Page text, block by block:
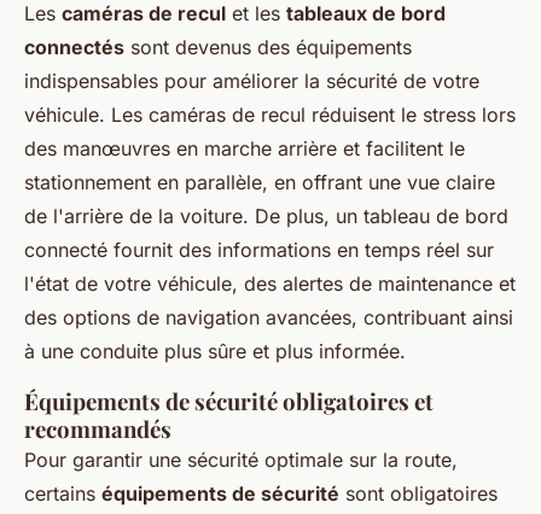
Les caméras de recul et les tableaux de bord
connectés sont devenus des équipements
indispensables pour améliorer la sécurité de votre
véhicule. Les caméras de recul réduisent le stress lors
des manœuvres en marche arrière et facilitent le
stationnement en parallèle, en offrant une vue claire
de l'arrière de la voiture. De plus, un tableau de bord
connecté fournit des informations en temps réel sur
l'état de votre véhicule, des alertes de maintenance et
des options de navigation avancées, contribuant ainsi
à une conduite plus sûre et plus informée.
Équipements de sécurité obligatoires et
recommandés
Pour garantir une sécurité optimale sur la route,
certains équipements de sécurité sont obligatoires